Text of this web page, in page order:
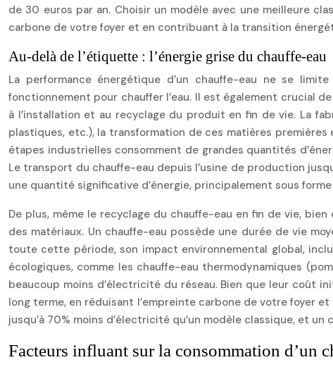
de 30 euros par an. Choisir un modèle avec une meilleure
carbone de votre foyer et en contribuant à la transition
Au-delà de l’étiquette : l’énergie grise du chauffe-eau
La performance énergétique d’un chauffe-eau ne se
fonctionnement pour chauffer l’eau. Il est également crucial
à l’installation et au recyclage du produit en fin de vie. La
plastiques, etc.), la transformation de ces matières
étapes industrielles consomment de grandes quantités
Le transport du chauffe-eau depuis l’usine de production
une quantité significative d’énergie, principalement sous
De plus, même le recyclage du chauffe-eau en fin de vie,
des matériaux. Un chauffe-eau possède une durée de vie
toute cette période, son impact environnemental global,
écologiques, comme les chauffe-eau thermodynamiques
beaucoup moins d’électricité du réseau. Bien que leur coût
long terme, en réduisant l’empreinte carbone de votre foyer
jusqu’à 70% moins d’électricité qu’un modèle classique, et
Facteurs influant sur la consommation d’un